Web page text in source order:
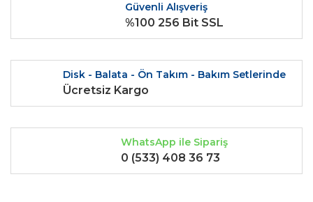
Bu ürüne benzer farklı alternatifler olmalı.
Gönder
Güvenli Alışveriş
%100 256 Bit SSL
Disk - Balata - Ön Takım - Bakım Setlerinde
Ücretsiz Kargo
WhatsApp ile Sipariş
0 (533) 408 36 73